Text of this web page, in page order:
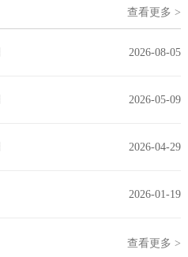
查看更多 >
2026-08-05
2026-05-09
2026-04-29
2026-01-19
查看更多 >